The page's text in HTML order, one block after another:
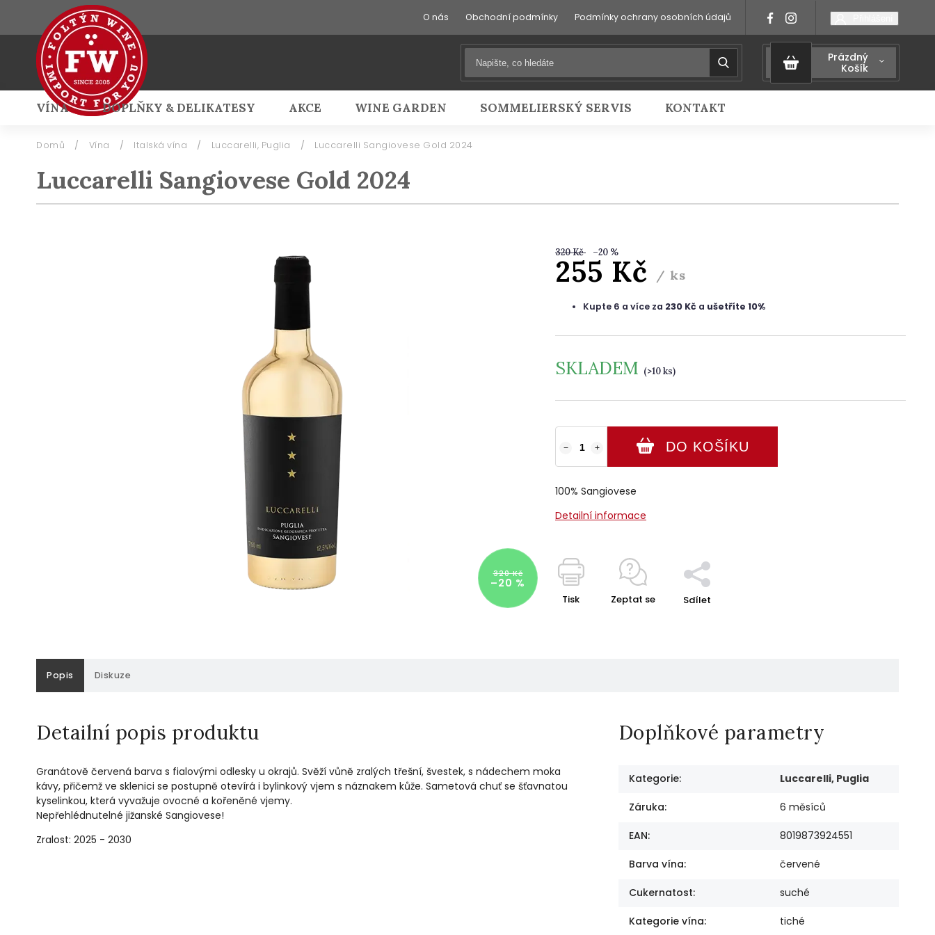
O nás Obchodní podmínky Podmínky ochrany osobních údajů
Prázdný
Košík
VÍNA DOPLŇKY & DELIKATESY AKCE WINE GARDEN SOMMELIERSKÝ SERVIS KONTAKT
Přihlášení
Domů / Vína / Italská vína / Luccarelli, Puglia / Luccarelli Sangiovese Gold 2024
Luccarelli Sangiovese Gold 2024
320 Kč
–20 %
320 Kč –20 %
255 Kč / ks
Kupte 6 a více za 230 Kč a ušetříte 10%
SKLADEM (>10 ks)
+
− DO KOŠÍKU
100% Sangiovese
Detailní informace
Tisk Zeptat se Sdílet
Popis Diskuze
Detailní popis produktu
Granátově červená barva s fialovými odlesky u okrajů. Svěží vůně zralých třešní, švestek, s nádechem moka
kávy, přičemž ve sklenici se postupně otevírá i bylinkový vjem s náznakem kůže. Sametová chuť se šťavnatou
kyselinkou, která vyvažuje ovocné a kořeněné vjemy.
Nepřehlédnutelné jižanské Sangiovese!
Zralost: 2025 - 2030
Doplňkové parametry
Kategorie: Luccarelli, Puglia
Záruka: 6 měsíců
EAN: 8019873924551
Barva vína: červené
Cukernatost: suché
Kategorie vína: tiché